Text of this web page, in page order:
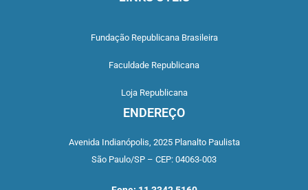
Fundação Republicana Brasileira
Faculdade Republicana
Loja Republicana
ENDEREÇO
Avenida Indianópolis, 2025 Planalto Paulista
São Paulo/SP – CEP: 04063-003